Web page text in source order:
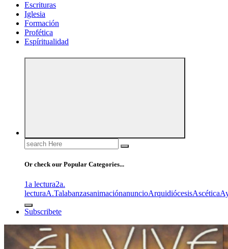
Escrituras
Iglesia
Formación
Profética
Espíritualidad
Search
for:
Or check our Popular Categories...
1a lectura2a.
lecturaA.TalabanzasanimaciónanuncioArquidiócesisAscética
Subscribete